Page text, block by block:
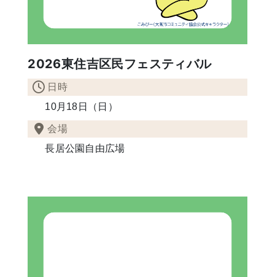
2026東住吉区民フェスティバル
日時
10月18日（日）
会場
長居公園自由広場